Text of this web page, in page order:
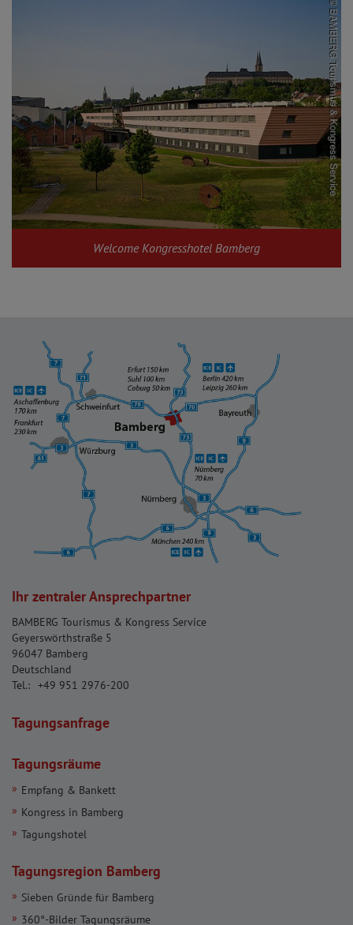
Welcome Kongresshotel Bamberg
Ihr zentraler Ansprechpartner
BAMBERG Tourismus & Kongress Service
Geyerswörthstraße 5
96047 Bamberg
Deutschland
Tel.: +49 951 2976-200
Tagungsanfrage
Tagungsräume
Empfang & Bankett
Kongress in Bamberg
Tagungshotel
Tagungsregion Bamberg
Sieben Gründe für Bamberg
360°-Bilder Tagungsräume